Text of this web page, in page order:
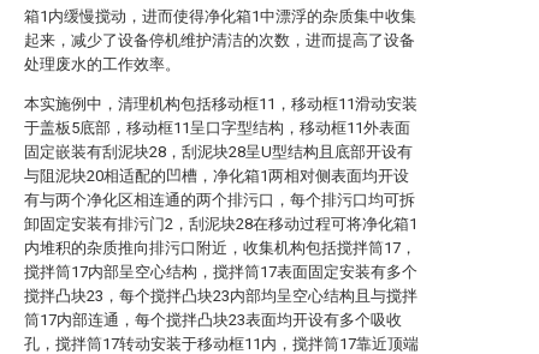
箱1内缓慢搅动，进而使得净化箱1中漂浮的杂质集中收集
起来，减少了设备停机维护清洁的次数，进而提高了设备
处理废水的工作效率。
本实施例中，清理机构包括移动框11，移动框11滑动安装
于盖板5底部，移动框11呈口字型结构，移动框11外表面
固定嵌装有刮泥块28，刮泥块28呈U型结构且底部开设有
与阻泥块20相适配的凹槽，净化箱1两相对侧表面均开设
有与两个净化区相连通的两个排污口，每个排污口均可拆
卸固定安装有排污门2，刮泥块28在移动过程可将净化箱1
内堆积的杂质推向排污口附近，收集机构包括搅拌筒17，
搅拌筒17内部呈空心结构，搅拌筒17表面固定安装有多个
搅拌凸块23，每个搅拌凸块23内部均呈空心结构且与搅拌
筒17内部连通，每个搅拌凸块23表面均开设有多个吸收
孔，搅拌筒17转动安装于移动框11内，搅拌筒17靠近顶端